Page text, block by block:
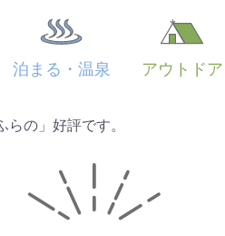
泊まる・温泉 アウトドア
の」好評です。